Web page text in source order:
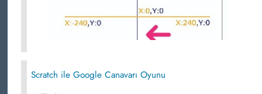
Scratch ile Google Canavarı Oyunu